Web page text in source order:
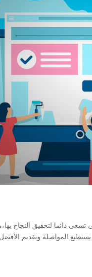
دائما لتحقيق النجاح
المواصلة وتقديم